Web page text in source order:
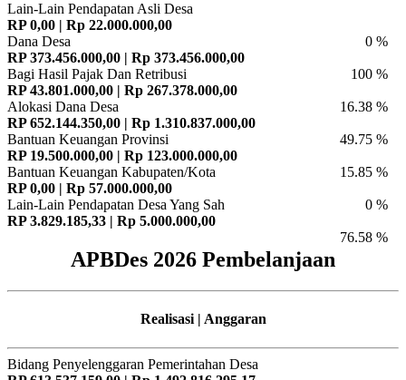
Lain-Lain Pendapatan Asli Desa
RP 0,00 | Rp 22.000.000,00
0 %
Dana Desa
RP 373.456.000,00 | Rp 373.456.000,00
100 %
Bagi Hasil Pajak Dan Retribusi
RP 43.801.000,00 | Rp 267.378.000,00
16.38 %
Alokasi Dana Desa
RP 652.144.350,00 | Rp 1.310.837.000,00
49.75 %
Bantuan Keuangan Provinsi
RP 19.500.000,00 | Rp 123.000.000,00
15.85 %
Bantuan Keuangan Kabupaten/Kota
RP 0,00 | Rp 57.000.000,00
0 %
Lain-Lain Pendapatan Desa Yang Sah
RP 3.829.185,33 | Rp 5.000.000,00
76.58 %
APBDes 2026 Pembelanjaan
Realisasi | Anggaran
Bidang Penyelenggaran Pemerintahan Desa